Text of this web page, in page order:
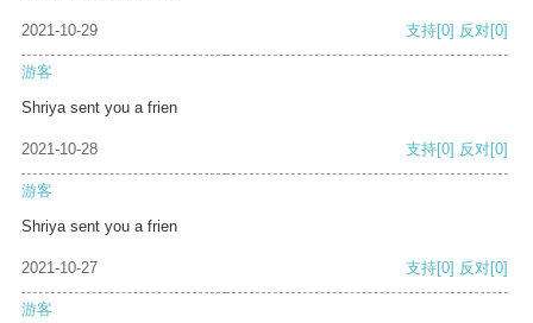
2021-10-29 支持[0] 反对[0]
游客
Shriya sent you a frien
2021-10-28 支持[0] 反对[0]
游客
Shriya sent you a frien
2021-10-27 支持[0] 反对[0]
游客